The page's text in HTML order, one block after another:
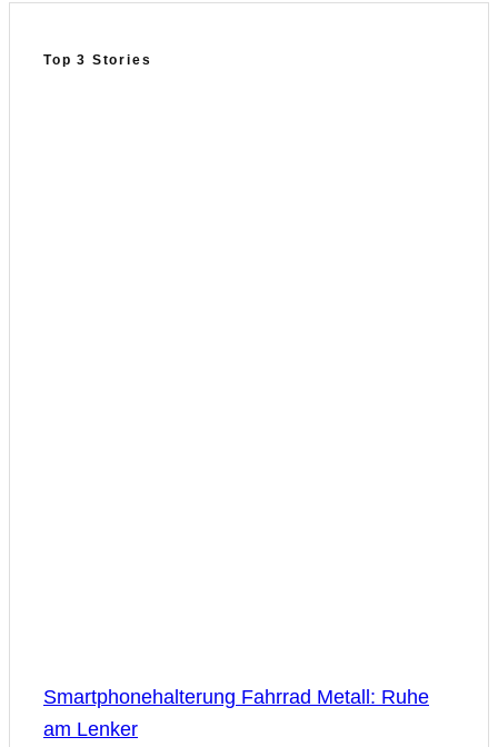
Top 3 Stories
Smartphonehalterung Fahrrad Metall: Ruhe
am Lenker